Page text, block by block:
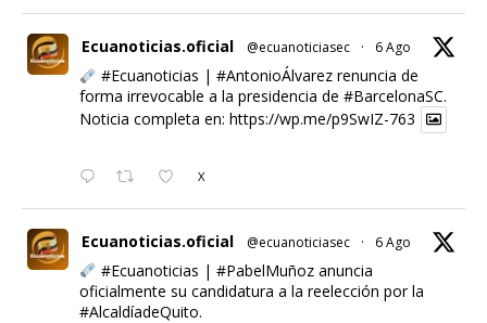
Ecuanoticias.oficial @ecuanoticiasec · 6 Ago
#Ecuanoticias | #AntonioÁlvarezrenuncia de
forma irrevocable a la presidencia de #BarcelonaSC.
Noticia completa en: https://wp.me/p9SwIZ-763
X
Ecuanoticias.oficial @ecuanoticiasec · 6 Ago
#Ecuanoticias | #PabelMuñozanuncia
oficialmente su candidatura a la reelección por la
#AlcaldíadeQuito.